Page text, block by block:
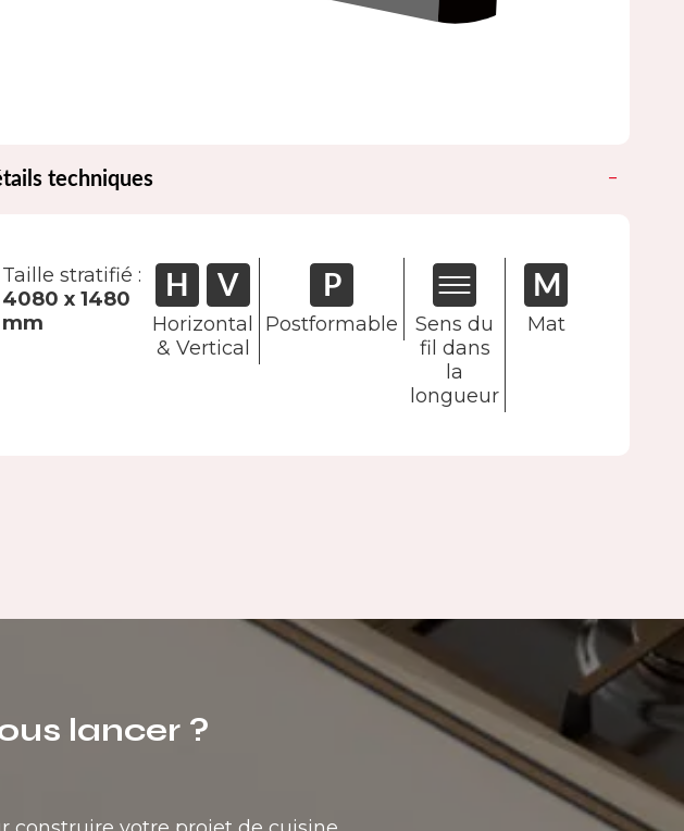
techniques
Taille stratifié :
4080 x 1480
mm
Horizontal
& Vertical
Postformable
Sens du
fil dans
la
longueur
Mat
lancer ?